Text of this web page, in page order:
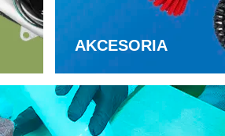
AKCESORIA